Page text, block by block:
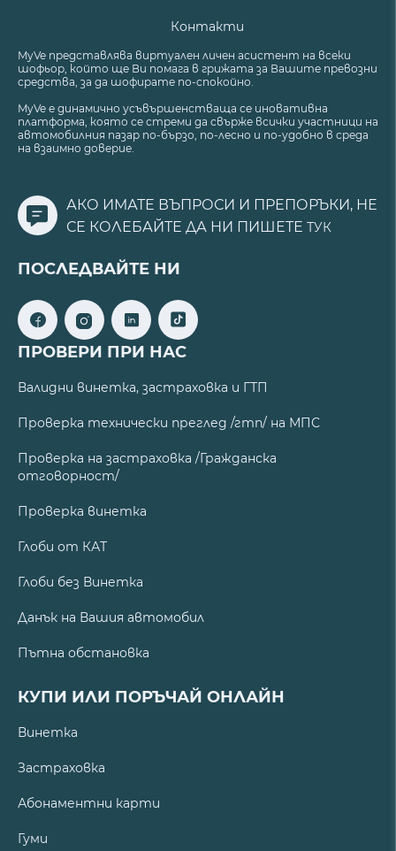
Контакти
MyVe представлява виртуален личен асистент на всеки
шофьор, който ще Ви помага в грижата за Вашите превозни
средства, за да шофирате по-спокойно.
MyVe е динамично усъвършенстваща се иновативна
платформа, която се стреми да свърже всички участници на
автомобилния пазар по-бързо, по-лесно и по-удобно в среда
на взаимно доверие.
АКО ИМАТЕ ВЪПРОСИ И ПРЕПОРЪКИ, НЕ
СЕ КОЛЕБАЙТЕ ДА НИ ПИШЕТЕ ТУК
ПОСЛЕДВАЙТЕ НИ
ПРОВЕРИ ПРИ НАС
Валидни винетка, застраховка и ГТП
Проверка технически преглед /гтп/ на МПС
Проверка на застраховка /Гражданска
отговорност/
Проверка винетка
Глоби от КАТ
Глоби без Винетка
Данък на Вашия автомобил
Пътна обстановка
КУПИ ИЛИ ПОРЪЧАЙ ОНЛАЙН
Винетка
Застраховка
Абонаментни карти
Гуми